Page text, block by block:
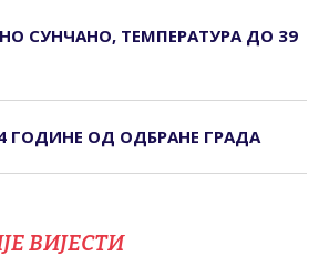
СУНЧАНО, ТЕМПЕРАТУРА ДО 39
ГОДИНЕ ОД ОДБРАНЕ ГРАДА
ВИЈЕСТИ